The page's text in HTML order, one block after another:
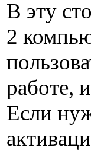
В эту
2
работе,
Если